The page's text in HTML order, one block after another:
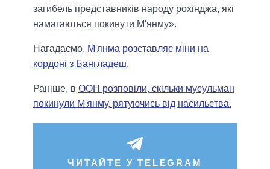
загибель представників народу рохінджа, які
намагаються покинути М'янму».
Нагадаємо, М'янма розставляє міни на
кордоні з Бангладеш.
Раніше, в ООН розповіли, скільки мусульман
покинули М'янму, рятуючись від насильства.
ЧИТАЙТЕ У TELEGRAM